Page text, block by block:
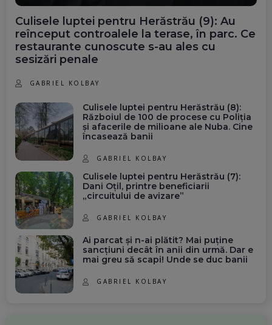
Culisele luptei pentru Herăstrău (9): Au
reînceput controalele la terase, în parc. Ce
restaurante cunoscute s-au ales cu
sesizări penale
GABRIEL KOLBAY
Culisele luptei pentru Herăstrău (8):
Războiul de 100 de procese cu Poliția
și afacerile de milioane ale Nuba. Cine
încasează banii
GABRIEL KOLBAY
Culisele luptei pentru Herăstrău (7):
Dani Oțil, printre beneficiarii
„circuitului de avizare”
GABRIEL KOLBAY
Ai parcat și n-ai plătit? Mai puține
sancțiuni decât în anii din urmă. Dar e
mai greu să scapi! Unde se duc banii
GABRIEL KOLBAY